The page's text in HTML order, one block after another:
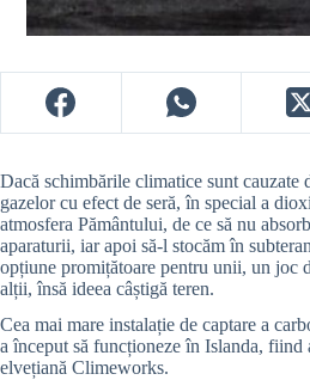
Dacă schimbările climatice sunt cauzate
gazelor cu efect de seră, în special a
atmosfera Pământului, de ce să nu
aparaturii, iar apoi să-l stocăm în
opțiune promițătoare pentru unii, un joc
alții, însă ideea câștigă teren.
Cea mai mare instalație de captare a
a început să funcționeze în Islanda, fiind
elvețiană Climeworks.